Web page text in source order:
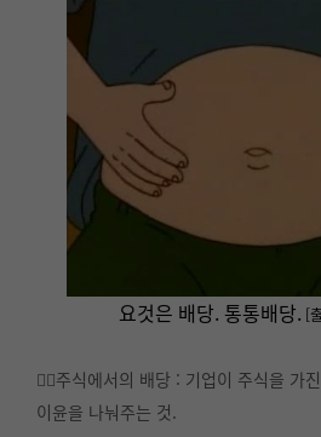
요것은 배당. 통통배당. [
👉🏻주식에서의 배당 : 기업이 주식을 가
이윤을 나눠주는 것.